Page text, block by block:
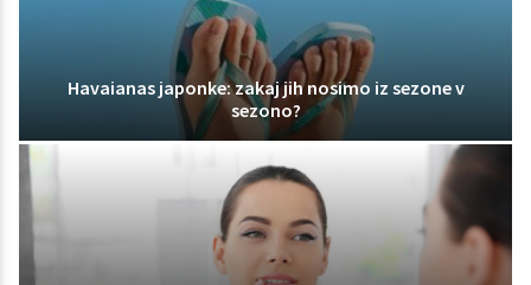
Havaianas japonke: zakaj jih nosimo iz sezone v
sezono?